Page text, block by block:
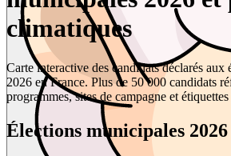
climatiques
Carte interactive des candidats déclarés aux
2026 en France. Plus de 50 000 candidats
programmes, sites de campagne et
Élections municipales 2026